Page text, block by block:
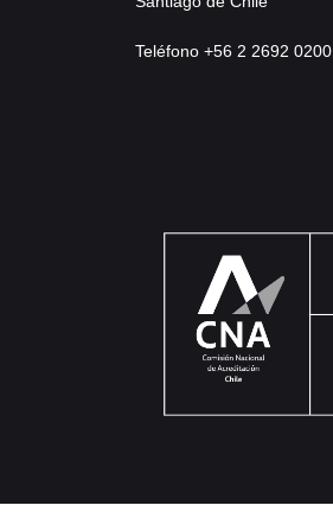
Teléfono +56 2 2692 0200